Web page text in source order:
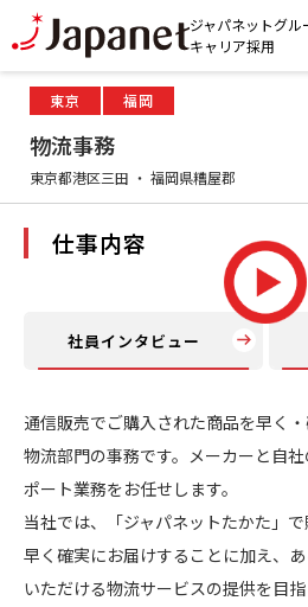
ジャパネットグル
キャリア採用
東京 福岡
物流事務
東京都港区三田 福岡県糟屋郡
仕事内容
通信販売でご購入された商品を早く
物流部門の事務です。メーカーと自
ポート業務をお任せします。
当社では、「ジャパネットたかた」
早く確実にお届けすることに加え、
いただける物流サービスの提供を目
社員インタビュー